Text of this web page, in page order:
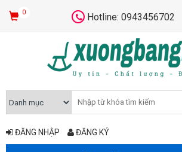
0 Hotline: 0943456702
ĐĂNG NHẬP ĐĂNG KÝ